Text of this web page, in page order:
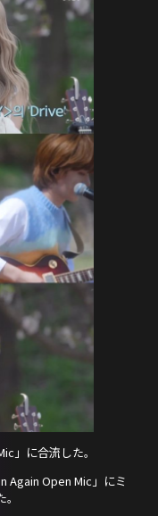
」に合流した。
Again Open Mic」にミ